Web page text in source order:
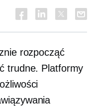
rozpocząć
trudne. Platformy